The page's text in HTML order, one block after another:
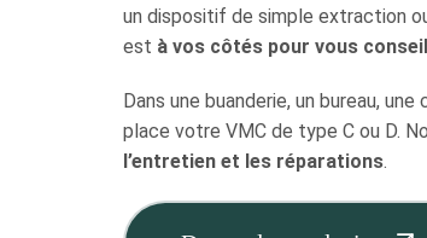
un dispositif de simple extraction
est à vos côtés pour vous
Dans une buanderie, un bureau,
place votre VMC de type C ou D.
l’entretien et les réparations.